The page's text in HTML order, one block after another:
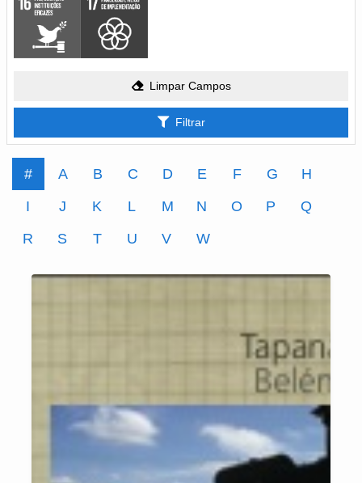
Limpar Campos
Filtrar
# A B C D E F G
H
I
J K L M N O P
Q
R
S T U V W